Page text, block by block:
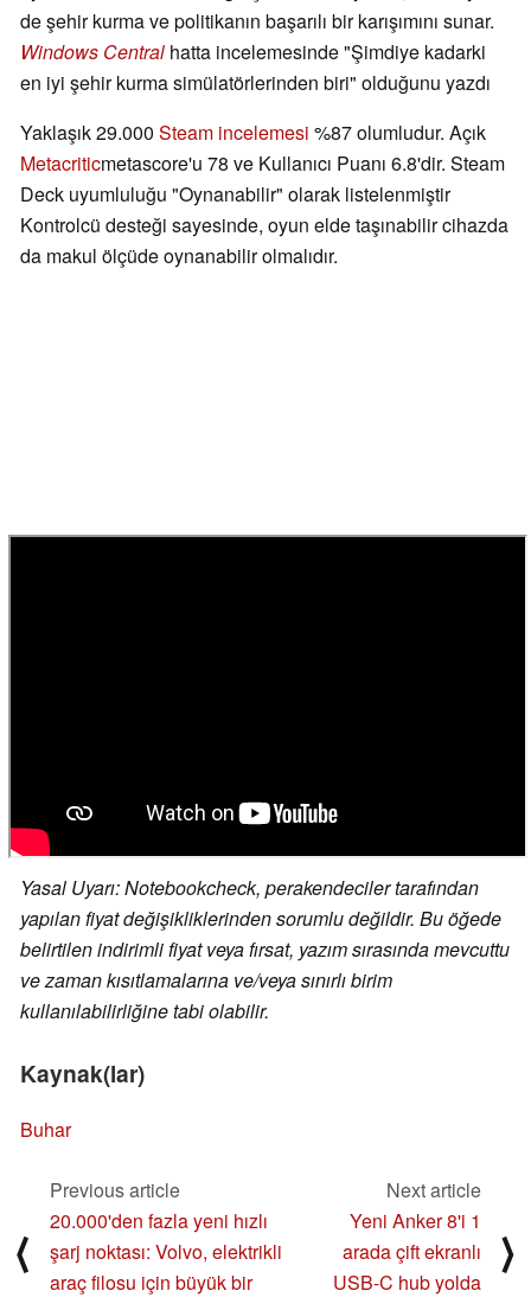
de şehir kurma ve politikanın başarılı bir karışımını sunar.
Windows Central hatta incelemesinde "Şimdiye kadarki
en iyi şehir kurma simülatörlerinden biri" olduğunu yazdı
Yaklaşık 29.000 Steam incelemesi %87 olumludur. Açık
Metacriticmetascore'u 78 ve Kullanıcı Puanı 6.8'dir. Steam
Deck uyumluluğu "Oynanabilir" olarak listelenmiştir
Kontrolcü desteği sayesinde, oyun elde taşınabilir cihazda
da makul ölçüde oynanabilir olmalıdır.
Yasal Uyarı: Notebookcheck, perakendeciler tarafından
yapılan fiyat değişikliklerinden sorumlu değildir. Bu öğede
belirtilen indirimli fiyat veya fırsat, yazım sırasında mevcuttu
ve zaman kısıtlamalarına ve/veya sınırlı birim
kullanılabilirliğine tabi olabilir.
Kaynak(lar)
Buhar
⟨
Previous article
20.000'den fazla yeni hızlı
şarj noktası: Volvo, elektrikli
araç filosu için büyük bir
Next article
Yeni Anker 8'i 1
arada çift ekranlı
USB-C hub yolda
⟩